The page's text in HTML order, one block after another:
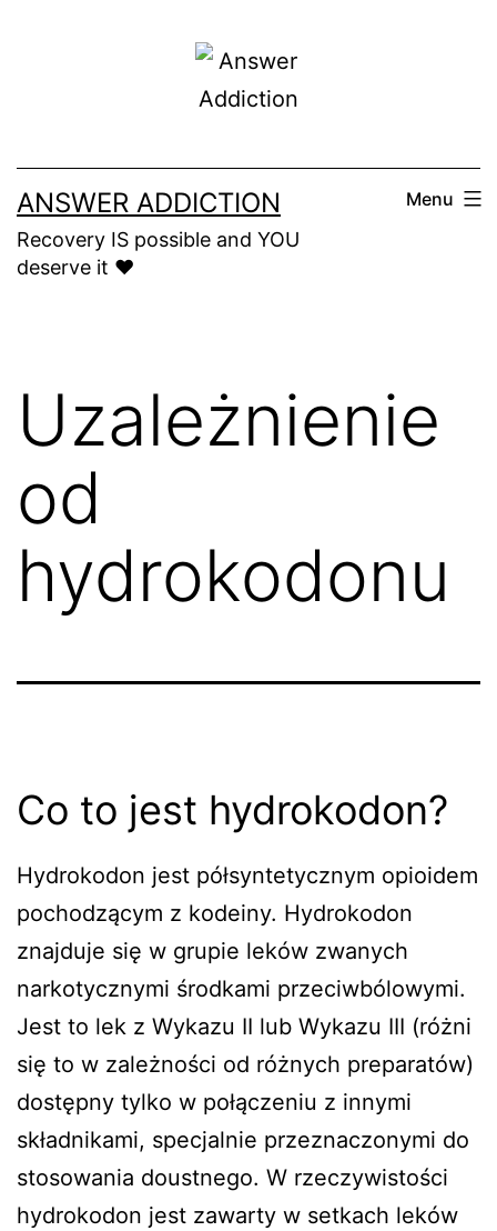
ANSWER ADDICTION
Recovery IS possible and YOU
deserve it ❤️
Menu
Uzależnienie
od
hydrokodonu
Co to jest hydrokodon?
Hydrokodon jest półsyntetycznym opioidem
pochodzącym z kodeiny. Hydrokodon
znajduje się w grupie leków zwanych
narkotycznymi środkami przeciwbólowymi.
Jest to lek z Wykazu II lub Wykazu III (różni
się to w zależności od różnych preparatów)
dostępny tylko w połączeniu z innymi
składnikami, specjalnie przeznaczonymi do
stosowania doustnego. W rzeczywistości
hydrokodon jest zawarty w setkach leków